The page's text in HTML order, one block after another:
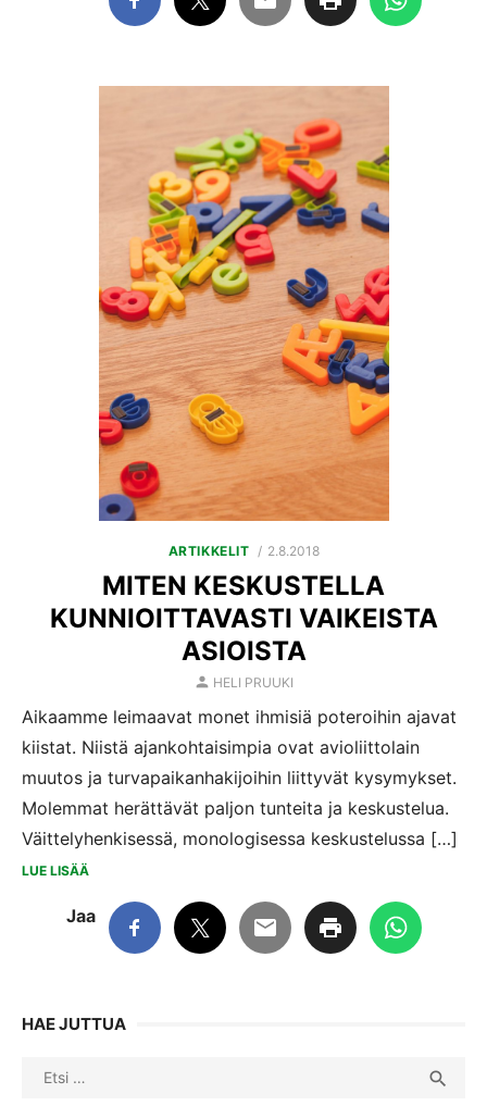
ARTIKKELIT
POSTED
2.8.2018
MITEN KESKUSTELLA
KUNNIOITTAVASTI VAIKEISTA
ASIOISTA
AUTHOR
HELI PRUUKI
Aikaamme leimaavat monet ihmisiä poteroihin ajavat
kiistat. Niistä ajankohtaisimpia ovat avioliittolain
muutos ja turvapaikanhakijoihin liittyvät kysymykset.
Molemmat herättävät paljon tunteita ja keskustelua.
Väittelyhenkisessä, monologisessa keskustelussa […]
LUE LISÄÄ
Jaa
HAE JUTTUA
Search
